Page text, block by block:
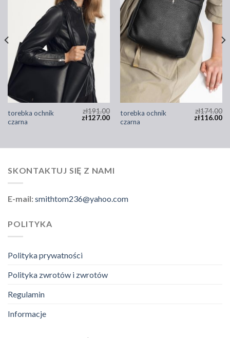
torebka ochnik
czarna
zł191.00
zł127.00
torebka ochnik
czarna
zł174.00
zł116.00
SKONTAKTUJ SIĘ Z NAMI
E-mail:smithtom236@yahoo.com
POLITYKA
Polityka prywatności
Polityka zwrotów i zwrotów
Regulamin
Informacje